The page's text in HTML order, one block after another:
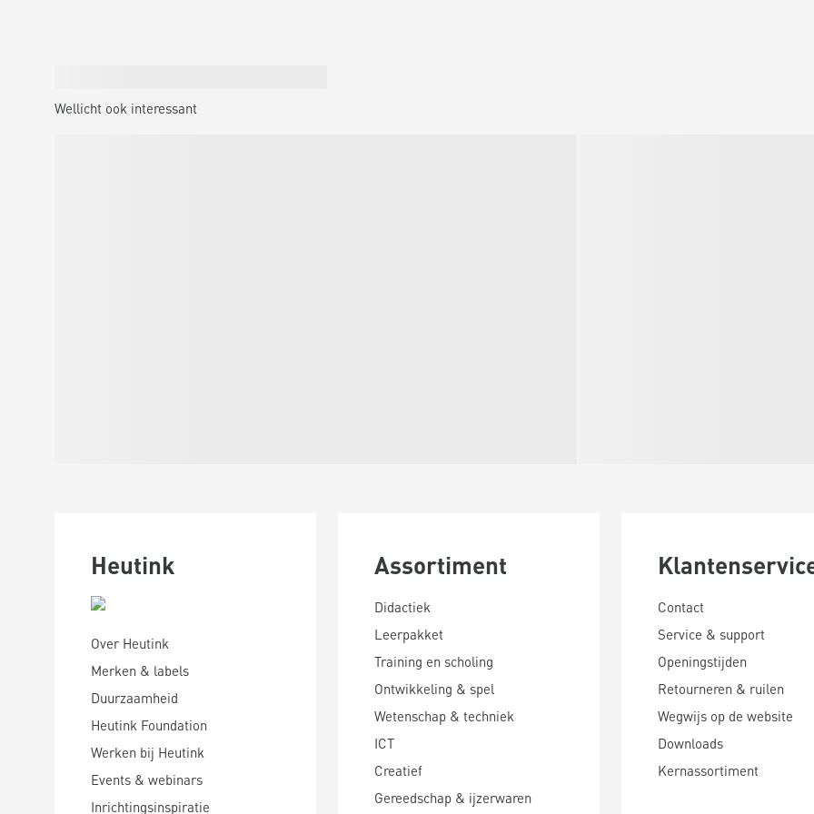
Wellicht ook interessant
Heutink
Over Heutink
Merken & labels
Duurzaamheid
Heutink Foundation
Werken bij Heutink
Events & webinars
Inrichtingsinspiratie
Assortiment
Didactiek
Leerpakket
Training en scholing
Ontwikkeling & spel
Wetenschap & techniek
ICT
Creatief
Gereedschap & ijzerwaren
Contact
Service & support
Openingstijden
Retourneren & ruilen
Wegwijs op de website
Downloads
Kernassortiment